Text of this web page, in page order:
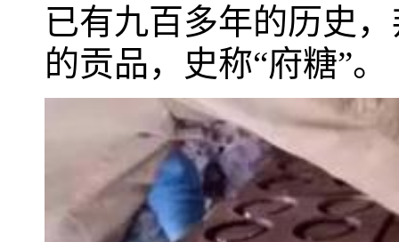
已有九百多年的历史
的贡品，史称“府糖”。